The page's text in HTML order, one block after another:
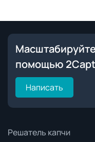
помощью
Написать
Решатель капчи